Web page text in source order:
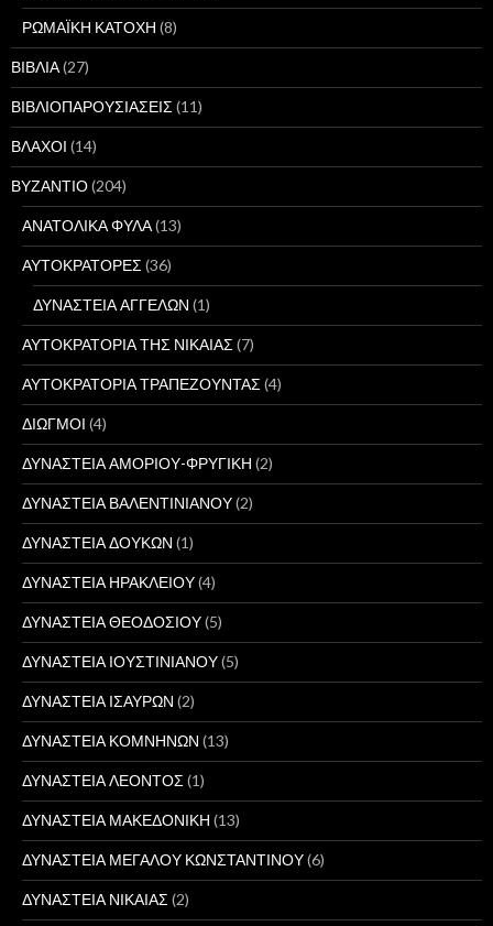
ΡΩΜΑΪΚΗ ΚΑΤΟΧΗ (8)
ΒΙΒΛΙΑ(27)
ΒΙΒΛΙΟΠΑΡΟΥΣΙΑΣΕΙΣ (11)
ΒΛΑΧΟΙ (14)
ΒΥΖΑΝΤΙΟ(204)
ΑΝΑΤΟΛΙΚΑ ΦΥΛΑ(13)
ΑΥΤΟΚΡΑΤΟΡΕΣ (36)
ΔΥΝΑΣΤΕΙΑ ΑΓΓΕΛΩΝ (1)
ΑΥΤΟΚΡΑΤΟΡΙΑ ΤΗΣ ΝΙΚΑΙΑΣ (7)
ΑΥΤΟΚΡΑΤΟΡΙΑ ΤΡΑΠΕΖΟΥΝΤΑΣ (4)
ΔΙΩΓΜΟΙ (4)
ΔΥΝΑΣΤΕΙΑ ΑΜΟΡΙΟΥ-ΦΡΥΓΙΚΗ (2)
ΔΥΝΑΣΤΕΙΑ ΒΑΛΕΝΤΙΝΙΑΝΟΥ(2)
ΔΥΝΑΣΤΕΙΑ ΔΟΥΚΩΝ (1)
ΔΥΝΑΣΤΕΙΑ ΗΡΑΚΛΕΙΟΥ(4)
ΔΥΝΑΣΤΕΙΑ ΘΕΟΔΟΣΙΟΥ(5)
ΔΥΝΑΣΤΕΙΑ ΙΟΥΣΤΙΝΙΑΝΟΥ(5)
ΔΥΝΑΣΤΕΙΑ ΙΣΑΥΡΩΝ (2)
ΔΥΝΑΣΤΕΙΑ ΚΟΜΝΗΝΩΝ (13)
ΔΥΝΑΣΤΕΙΑ ΛΕΟΝΤΟΣ (1)
ΔΥΝΑΣΤΕΙΑ ΜΑΚΕΔΟΝΙΚΗ (13)
ΔΥΝΑΣΤΕΙΑ ΜΕΓΑΛΟΥ ΚΩΝΣΤΑΝΤΙΝΟΥ(6)
ΔΥΝΑΣΤΕΙΑ ΝΙΚΑΙΑΣ (2)